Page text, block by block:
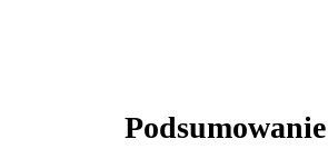
Podsumowanie